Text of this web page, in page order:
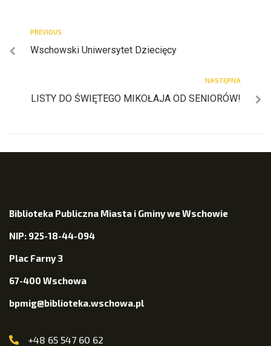
PREVIOUS
Wschowski Uniwersytet Dziecięcy
NASTĘPNA
LISTY DO ŚWIĘTEGO MIKOŁAJA OD SENIORÓW!
Biblioteka Publiczna Miasta i Gminy we Wschowie
NIP: 925-18-44-094
Plac Farny 3
67-400 Wschowa
bpmig@biblioteka.wschowa.pl
+48 65 547 60 62